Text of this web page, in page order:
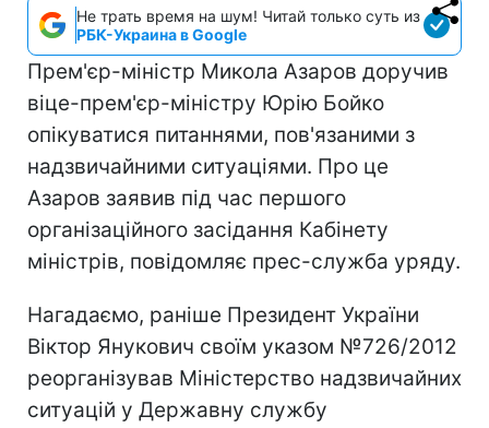
Не трать время на шум! Читай только суть из
РБК-Украина в Google
Прем'єр-міністр Микола Азаров доручив
віце-прем'єр-міністру Юрію Бойко
опікуватися питаннями, пов'язаними з
надзвичайними ситуаціями. Про це
Азаров заявив під час першого
організаційного засідання Кабінету
міністрів, повідомляє прес-служба уряду.
Нагадаємо, раніше Президент України
Віктор Янукович своїм указом №726/2012
реорганізував Міністерство надзвичайних
ситуацій у Державну службу